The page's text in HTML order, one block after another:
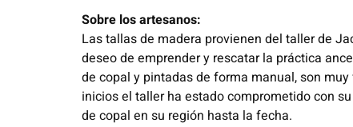
Sobre los artesanos:
Las tallas de madera provienen del taller de
deseo de emprender y rescatar la práctica
de copal y pintadas de forma manual, son
inicios el taller ha estado comprometido con
de copal en su región hasta la fecha.